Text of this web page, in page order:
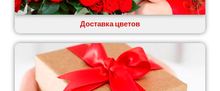
Доставка цветов